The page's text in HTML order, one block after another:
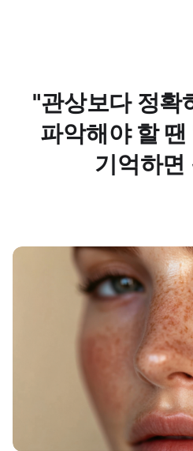
"관상보다 정확
파악해야 할
기억하면